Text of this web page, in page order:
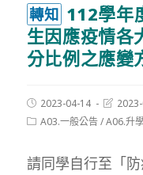
轉知 112學年
生因應疫情各
分比例之應變
Post
published:
2023-04-14
Post
PostA03.一般公告/A06.升
請同學自行至「